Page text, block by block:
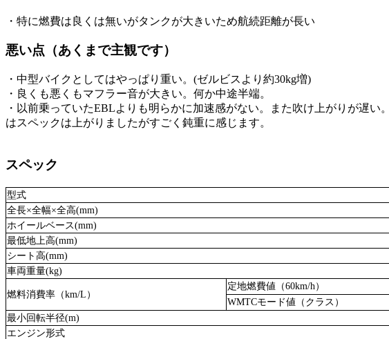
・特に燃費は良くは無いがタンクが大きいため航続距離が長い
悪い点（あくまで主観です）
・中型バイクとしてはやっぱり重い。(ゼルビスより約30kg増)
・良くも悪くもマフラー音が大きい。何か中途半端。
・以前乗っていたEBLよりも明らかに加速感がない。また吹け上がりが遅
はスペックは上がりましたがすごく鈍重に感じます。
スペック
型式
全長×全幅×全高(mm)
ホイールベース(mm)
最低地上高(mm)
シート高(mm)
車両重量(kg)
燃料消費率（km/L）
定地燃費値（60km/h）
WMTCモード値（クラス）
最小回転半径(m)
エンジン形式